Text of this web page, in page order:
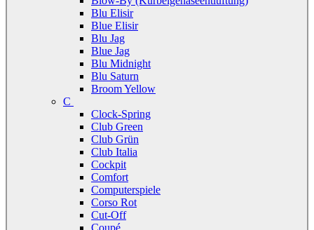
Blu Elisir
Blue Elisir
Blu Jag
Blue Jag
Blu Midnight
Blu Saturn
Broom Yellow
C
Clock-Spring
Club Green
Club Grün
Club Italia
Cockpit
Comfort
Computerspiele
Corso Rot
Cut-Off
Coupé